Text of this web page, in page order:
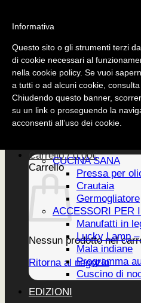
ACCESSORI
CUCINA SANA
ACCESSORI
EDIZIONI
Carrello /0,00€
Carrello
Nessun prodotto nel
Ritorna al negozio
Home
CUCINA SANA
Pressa per
Crautaia
Germogliatore
ACCESSORI PER
Manufatti in
Lucky Lamp
Mala indiane
Programma
Cuscino di
EDIZIONI
Informativa
Questo sito o gli strumenti terzi
di cookie necessari al
nella cookie policy. Se vuoi
a tutti o ad alcuni cookie, consulta
Chiudendo questo banner,
su un link o proseguendo la
acconsenti all’uso dei cookie.